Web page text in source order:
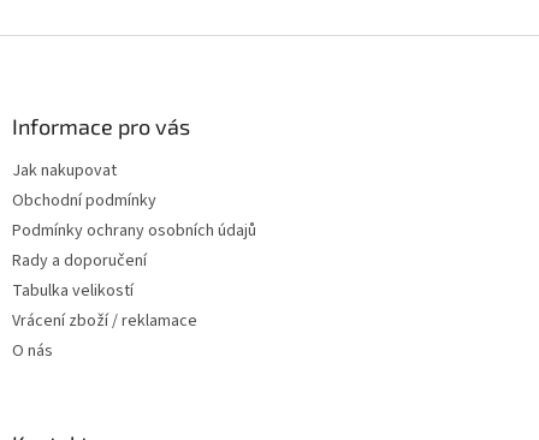
Informace pro vás
Jak nakupovat
Obchodní podmínky
Podmínky ochrany osobních údajů
Rady a doporučení
Tabulka velikostí
Vrácení zboží / reklamace
O nás